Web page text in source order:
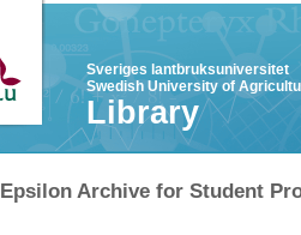
Sveriges lantbruksuniversitet
Swedish University of
Library
Epsilon Archive for Student